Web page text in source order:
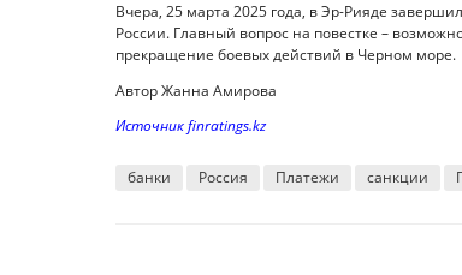
Вчера, 25 марта 2025 года, в Эр-Рияде
России. Главный вопрос на повестке –
прекращение боевых действий в Черном море.
Автор Жанна Амирова
Источник finratings.kz
банки Россия Платежи санкции